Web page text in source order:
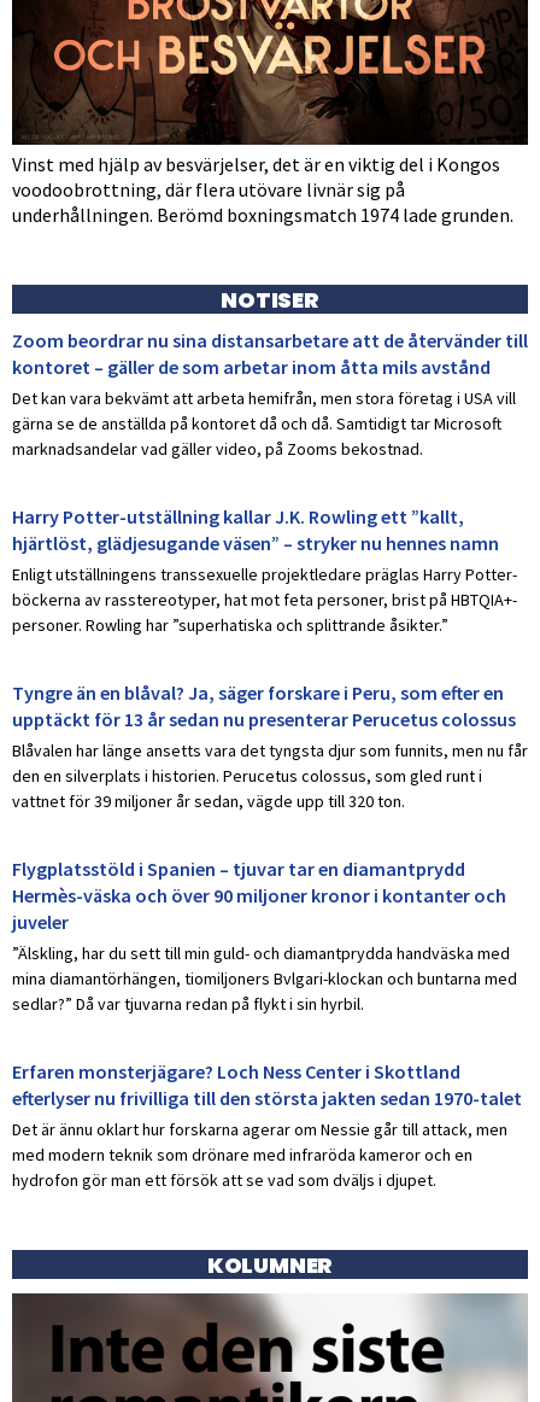
Vinst med hjälp av besvärjelser, det är en viktig del i Kongos
voodoobrottning, där flera utövare livnär sig på
underhållningen. Berömd boxningsmatch 1974 lade grunden.
NOTISER
Zoom beordrar nu sina distansarbetare att de återvänder till
kontoret – gäller de som arbetar inom åtta mils avstånd
Det kan vara bekvämt att arbeta hemifrån, men stora företag i USA vill
gärna se de anställda på kontoret då och då. Samtidigt tar Microsoft
marknadsandelar vad gäller video, på Zooms bekostnad.
Harry Potter-utställning kallar J.K. Rowling ett ”kallt,
hjärtlöst, glädjesugande väsen” – stryker nu hennes namn
Enligt utställningens transsexuelle projektledare präglas Harry Potter-
böckerna av rasstereotyper, hat mot feta personer, brist på HBTQIA+-
personer. Rowling har ”superhatiska och splittrande åsikter.”
Tyngre än en blåval? Ja, säger forskare i Peru, som efter en
upptäckt för 13 år sedan nu presenterar Perucetus colossus
Blåvalen har länge ansetts vara det tyngsta djur som funnits, men nu får
den en silverplats i historien. Perucetus colossus, som gled runt i
vattnet för 39 miljoner år sedan, vägde upp till 320 ton.
Flygplatsstöld i Spanien – tjuvar tar en diamantprydd
Hermès-väska och över 90 miljoner kronor i kontanter och
juveler
”Älskling, har du sett till min guld- och diamantprydda handväska med
mina diamantörhängen, tiomiljoners Bvlgari-klockan och buntarna med
sedlar?” Då var tjuvarna redan på flykt i sin hyrbil.
Erfaren monsterjägare? Loch Ness Center i Skottland
efterlyser nu frivilliga till den största jakten sedan 1970-talet
Det är ännu oklart hur forskarna agerar om Nessie går till attack, men
med modern teknik som drönare med infraröda kameror och en
hydrofon gör man ett försök att se vad som dväljs i djupet.
KOLUMNER